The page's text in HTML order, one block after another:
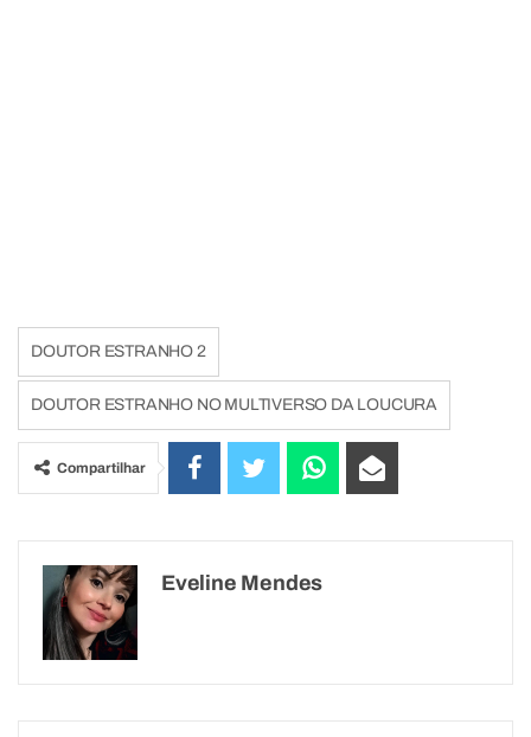
DOUTOR ESTRANHO 2
DOUTOR ESTRANHO NO MULTIVERSO DA LOUCURA
Compartilhar
Eveline Mendes